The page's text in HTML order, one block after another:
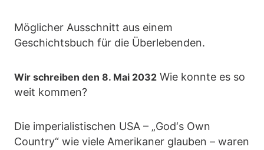
Möglicher Ausschnitt aus einem
Geschichtsbuch für die Überlebenden.
Wir schreiben den 8. Mai 2032 Wie konnte es so
weit kommen?
Die imperialistischen USA – „God‘s Own
Country“ wie viele Amerikaner glauben – waren